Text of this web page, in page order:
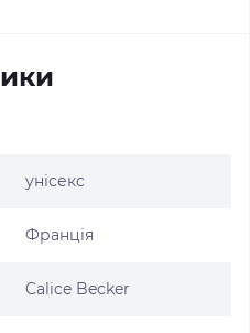
унісекс
Франція
Calice Becker